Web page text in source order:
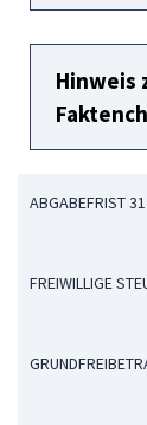
Hinweis
ABGABEFRIST
FREIWILLIGE